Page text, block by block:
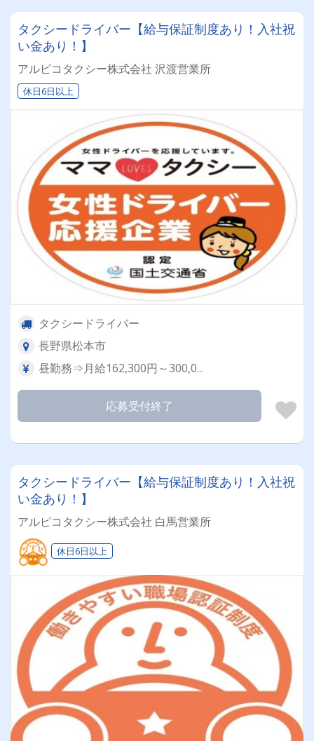
タクシードライバー【給与保証制度あり！入社祝
い金あり！】
アルピコタクシー株式会社 沢渡営業所
休日6日以上
タクシードライバー
長野県松本市
昼勤務⇒月給162,300円～300,0...
応募受付終了
タクシードライバー【給与保証制度あり！入社祝
い金あり！】
アルピコタクシー株式会社 白馬営業所
休日6日以上